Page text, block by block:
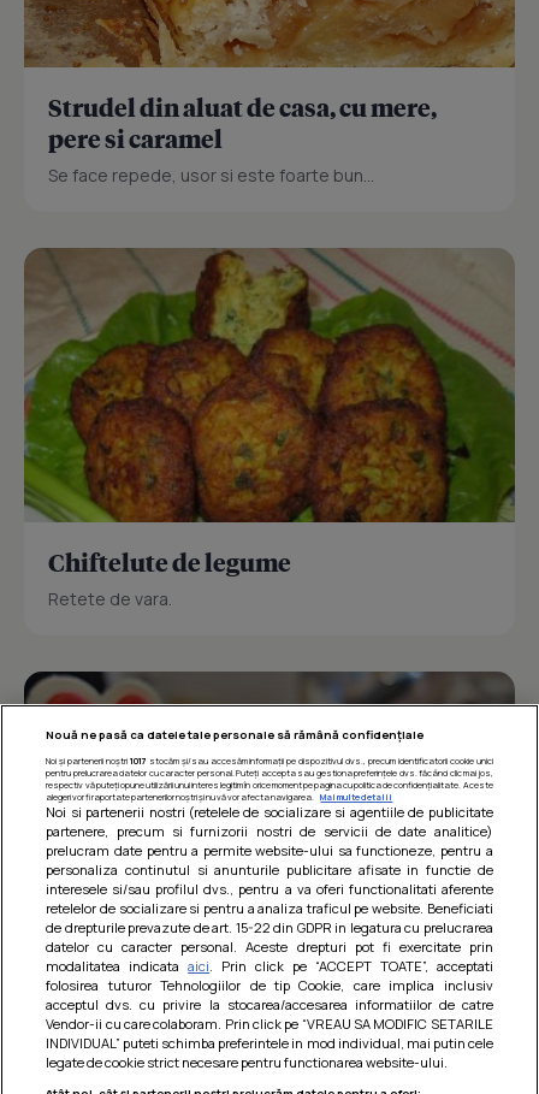
Strudel din aluat de casa, cu mere,
pere si caramel
Se face repede, usor si este foarte bun...
Chiftelute de legume
Retete de vara.
Barcute din vinete cu arpagic rosu
Un deliciu usor de preparat!
Nouă ne pasă ca datele tale personale să rămână confidențiale
Noi și partenerii noștri 1017 stocăm și/sau accesăm informații pe dispozitivul dvs., precum identificatorii cookie unici
pentru prelucrarea datelor cu caracter personal. Puteți accepta sau gestiona preferințele dvs. făcând clic mai jos,
respectiv vă puteți opune utilizării unui interes legitim în orice moment pe pagina cu politica de confidențialitate. Aceste
alegeri vor fi raportate partenerilor noștri și nu vă vor afecta navigarea.
Mai multe detalii
Noi si partenerii nostri (retelele de socializare si agentiile de publicitate
partenere, precum si furnizorii nostri de servicii de date analitice)
prelucram date pentru a permite website-ului sa functioneze, pentru a
personaliza continutul si anunturile publicitare afisate in functie de
interesele si/sau profilul dvs., pentru a va oferi functionalitati aferente
retelelor de socializare si pentru a analiza traficul pe website. Beneficiati
de drepturile prevazute de art. 15-22 din GDPR in legatura cu prelucrarea
datelor cu caracter personal. Aceste drepturi pot fi exercitate prin
modalitatea indicataaici . Prin click pe “ACCEPT TOATE”, acceptati
folosirea tuturor Tehnologiilor de tip Cookie, care implica inclusiv
acceptul dvs. cu privire la stocarea/accesarea informatiilor de catre
Vendor-ii cu care colaboram. Prin click pe “VREAU SA MODIFIC SETARILE
INDIVIDUAL” puteti schimba preferintele in mod individual, mai putin cele
legate de cookie strict necesare pentru functionarea website-ului.